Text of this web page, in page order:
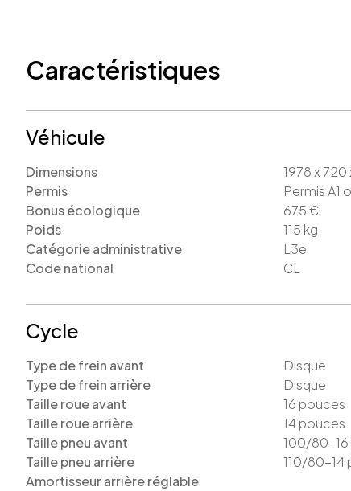
Caractéristiques
Véhicule
Dimensions
1978 x 720
Permis
Permis A1
Bonus écologique
675€
Poids
115 kg
Catégorie administrative
L3e
Code national
CL
Cycle
Type de frein avant
Disque
Type de frein arrière
Disque
Taille roue avant
16 pouces
Taille roue arrière
14pouces
Taille pneu avant
100/80-16
Taille pneu arrière
110/80-14
Amortisseur arrière réglable